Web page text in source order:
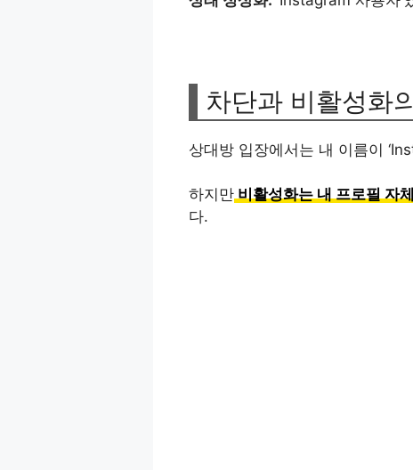
차단과 비활성화
상대방 입장에서는 내 이름이
하지만비활성화는 내 프로필 자
다.